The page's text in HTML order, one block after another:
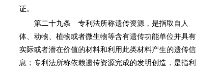
证。
第二十九条 专利法所称遗传资源，是指取自人
体、动物、植物或者微生物等含有遗传功能单位并具有
实际或者潜在价值的材料和利用此类材料产生的遗传信
息；专利法所称依赖遗传资源完成的发明创造，是指利